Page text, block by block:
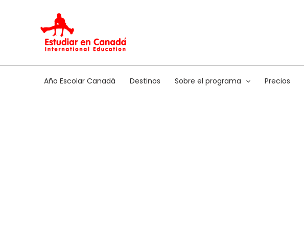
Año Escolar Canadá Destinos Sobre el programa Precios